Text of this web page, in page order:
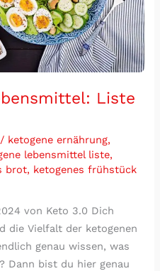
Liste
/ ketogene ernährung,
lebensmittel liste,
brot, ketogenes frühstück
von Keto 3.0 Dich
die Vielfalt der ketogenen
genau wissen, was
Dann bist du hier genau